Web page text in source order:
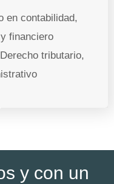
en contabilidad,
financiero
tributario,
y con un